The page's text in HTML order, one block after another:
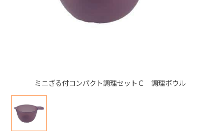
ミニざる付コンパクト調理セットＣ 調理ボウル